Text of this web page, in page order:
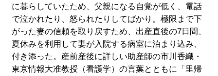
に暮らしていたため、父親になる自覚が低く、電話
で泣かれたり、怒られたりしてばかり。極限まで下
がった妻の信頼を取り戻すため、出産直後の7日間、
夏休みを利用して妻が入院する病室に泊まり込み、
付き添った。産前産後に詳しい助産師の市川香織・
東京情報大准教授（看護学）の言葉とともに「里帰